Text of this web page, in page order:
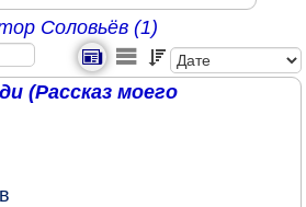
Соловьёв (1)
(Рассказ моего